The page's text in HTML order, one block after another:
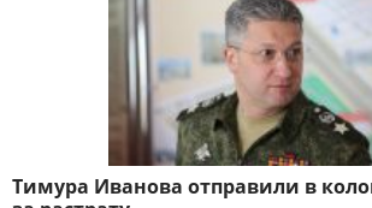
Тимура Иванова отправили в